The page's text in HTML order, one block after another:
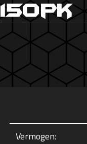
150pk
Vermogen: